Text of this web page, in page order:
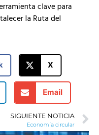
clave para
la Ruta del
X
Email
SIGUIENTE NOTICIA
Economía circular